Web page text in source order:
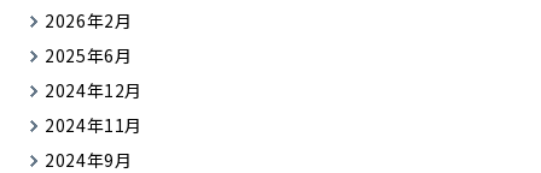
2026年2月
2025年6月
2024年12月
2024年11月
2024年9月